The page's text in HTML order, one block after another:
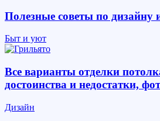
Полезные советы по дизайну
Быт и уют
Все варианты отделки
достоинства и недостатки,
Дизайн